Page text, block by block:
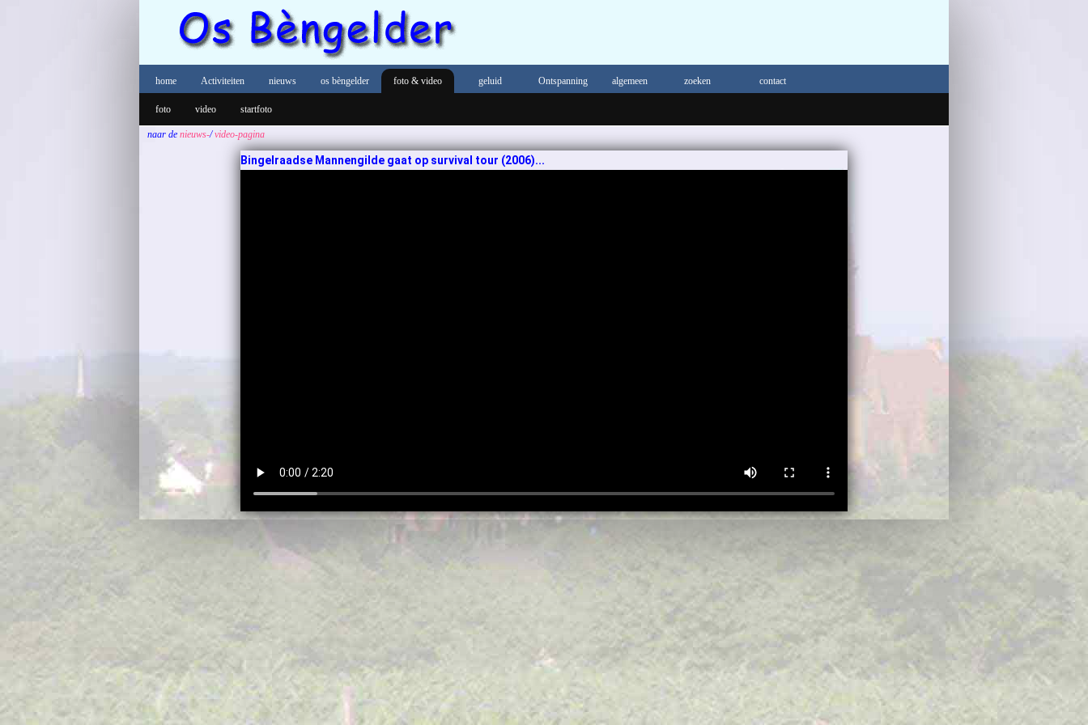
home Activiteiten nieuws os bèngelder foto & video
foto video startfoto
geluid Ontspanning algemeen zoeken contact
naar de nieuws-/video-pagina
Bingelraadse Mannengilde gaat op survival tour (2006)...